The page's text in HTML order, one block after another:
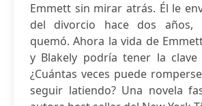
Emmett sin mirar atrás. Él le
del divorcio hace dos años,
quemó. Ahora la vida de
y Blakely podría tener la clave
¿Cuántas veces puede
seguir latiendo? Una novela